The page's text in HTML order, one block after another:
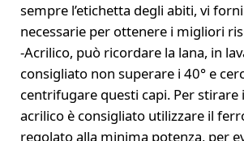
sempre l’etichetta degli abiti, vi
necessarie per ottenere i migliori
-Acrilico, può ricordare la lana, in
consigliato non superare i 40° e
centrifugare questi capi. Per stirare
acrilico è consigliato utilizzare il
regolato alla minima potenza, per